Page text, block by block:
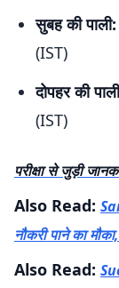
सुबह की पाली:
(IST)
दोपहर की
(IST)
परीक्षा से जुड़ी
Also Read:
नौकरी पाने का
Also Read: